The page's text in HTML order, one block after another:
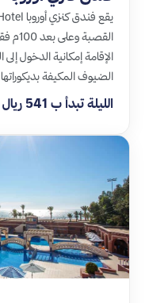
الإقامة إمكانية الدخول
الضيوف المكيفة
الليلة تبدأ ب 541 ريال سعودي